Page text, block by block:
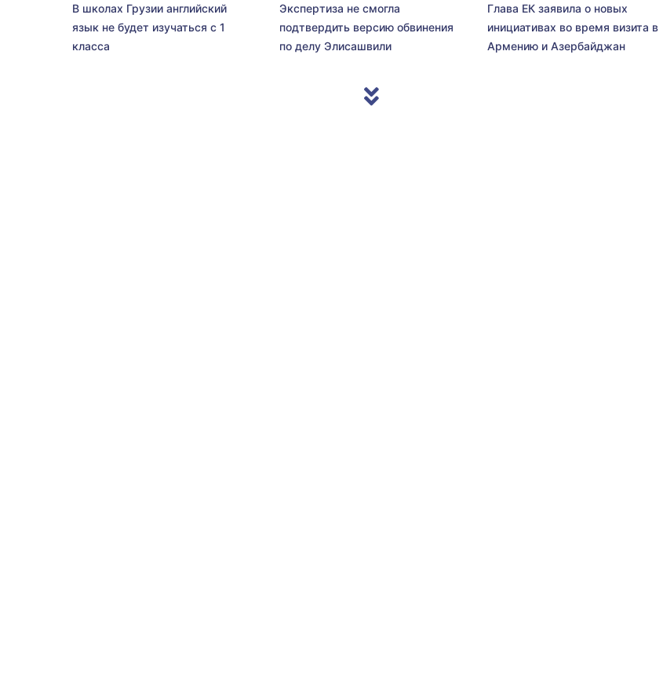
В школах Грузии английский
язык не будет изучаться с 1
класса
Экспертиза не смогла
подтвердить версию обвинения
по делу Элисашвили
Глава ЕК заявила о новых
инициативах во время визита в
Армению и Азербайджан